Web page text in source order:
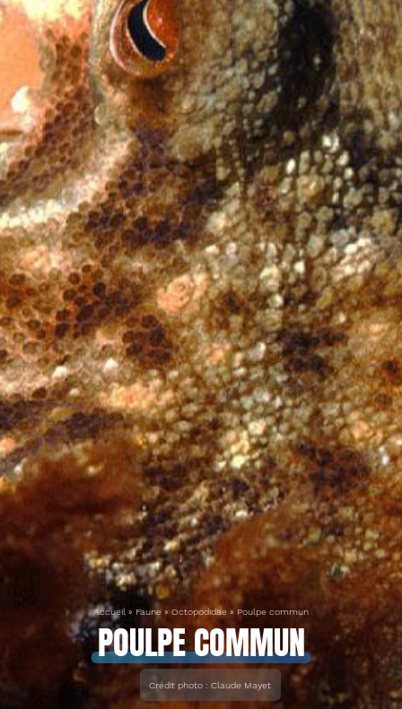
Accueil » Faune » Octopodidae » Poulpe commun
POULPE COMMUN
Crédit photo : Claude Mayet